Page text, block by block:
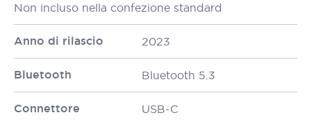
Non incluso nella confezione standard
Anno di rilascio 2023
Bluetooth Bluetooth 5.3
Connettore USB-C